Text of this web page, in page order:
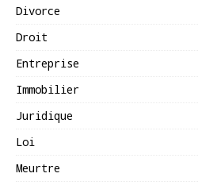
Divorce
Droit
Entreprise
Immobilier
Juridique
Loi
Meurtre